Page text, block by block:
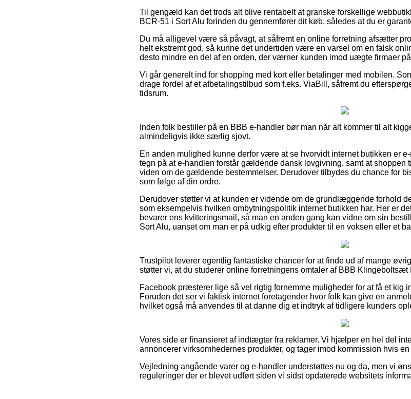
Til gengæld kan det trods alt blive rentabelt at granske forskellige
BCR-51 i Sort Alu forinden du gennemfører dit køb, således at du er
Du må alligevel være så påvagt, at såfremt en online forretning afsætter
helt ekstremt god, så kunne det undertiden være en varsel om en falsk
desto mindre en del af en orden, der værner kunden imod uægte firmaer
Vi går generelt ind for shopping med kort eller betalinger med mobilen.
drage fordel af et afbetalingstilbud som f.eks. ViaBill, såfremt du
tidsrum.
Inden folk bestiller på en BBB e-handler bør man når alt kommer til alt
almindeligvis ikke særlig sjovt.
En anden mulighed kunne derfor være at se hvorvidt internet butikken er
tegn på at e-handlen forstår gældende dansk lovgivning, samt at shoppen
viden om de gældende bestemmelser. Derudover tilbydes du chance for
som følge af din ordre.
Derudover støtter vi at kunden er vidende om de grundlæggende forhold
som eksempelvis hvilken ombytningspolitik internet butikken har. Her er
bevarer ens kvitteringsmail, så man en anden gang kan vidne om sin
Sort Alu, uanset om man er på udkig efter produkter til en voksen eller et
Trustpilot leverer egentlig fantastiske chancer for at finde ud af mange
støtter vi, at du studerer online forretningens omtaler af BBB
Facebook præsterer lige så vel rigtig fornemme muligheder for at få et kig
Foruden det ser vi faktisk internet foretagender hvor folk kan give en
hvilket også må anvendes til at danne dig et indtryk af tidligere kunders
Vores side er finansieret af indtægter fra reklamer. Vi hjælper en hel del
annoncerer virksomhedernes produkter, og tager imod kommission hvis
Vejledning angående varer og e-handler understøttes nu og da, men vi
reguleringer der er blevet udført siden vi sidst opdaterede websitets